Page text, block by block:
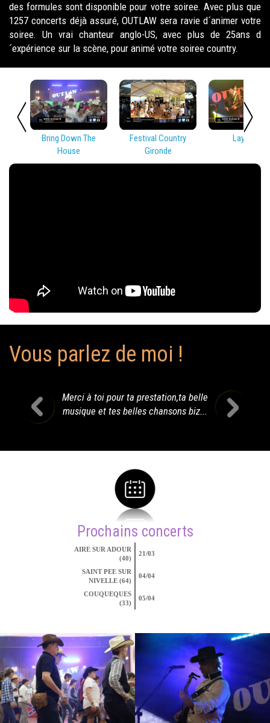
des formules sont disponible pour votre soiree. Avec plus que
1257 concerts déjà assuré, OUTLAW sera ravie d´animer votre
soiree. Un vrai chanteur anglo-US, avec plus de 25ans d
´expérience sur la scène, pour animé votre soiree country.
Bring Down The
House
Festival Country
Gironde
Lay Low
Vous parlez de moi !
Merci à toi pour ta prestation,ta belle
musique et tes belles chansons biz...
Prochains concerts
AIRE SUR ADOUR
(40)
21/03
SAINT PEE SUR
NIVELLE (64)
04/04
COUQUEQUES
(33)
05/04